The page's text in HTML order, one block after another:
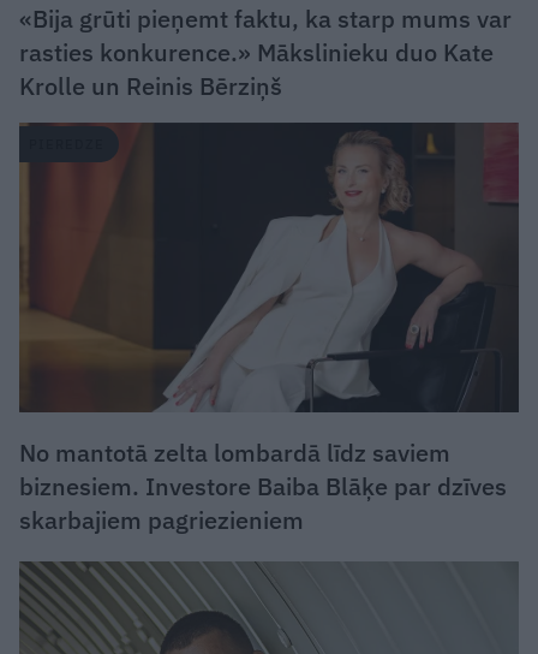
«Bija grūti pieņemt faktu, ka starp mums var
rasties konkurence.» Mākslinieku duo Kate
Krolle un Reinis Bērziņš
No mantotā zelta lombardā līdz saviem
biznesiem. Investore Baiba Blāķe par dzīves
skarbajiem pagriezieniem